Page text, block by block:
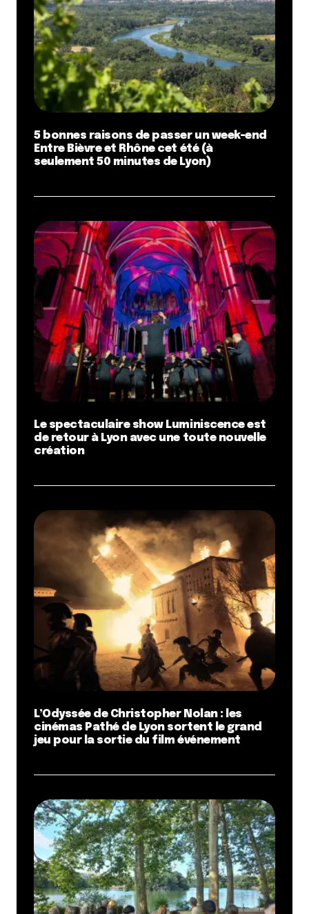
5 bonnes raisons de passer un week-end
Entre Bièvre et Rhône cet été (à
seulement 50 minutes de Lyon)
Le spectaculaire show Luminiscence est
de retour à Lyon avec une toute nouvelle
création
L’Odyssée de Christopher Nolan : les
cinémas Pathé de Lyon sortent le grand
jeu pour la sortie du film événement